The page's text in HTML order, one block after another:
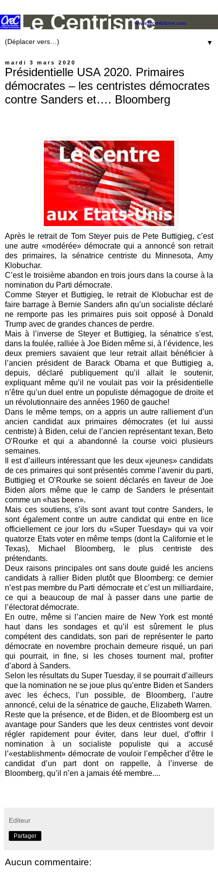
▼
mardi 3 mars 2020
Présidentielle USA 2020. Primaires
démocrates – les centristes démocrates
contre Sanders et…. Bloomberg
Après le retrait de Tom Steyer puis de Pete Buttigieg, c’est
une autre «modérée» démocrate qui a annoncé son retrait
des primaires, la sénatrice centriste du Minnesota, Amy
Klobuchar.
C’est le troisième abandon en trois jours dans la course à la
nomination du Parti démocrate.
Comme Steyer et Buttigieg, le retrait de Klobuchar est de
faire barrage à Bernie Sanders afin qu’un socialiste déclaré
ne remporte pas les primaires puis soit opposé à Donald
Trump avec de grandes chances de perdre.
Mais à l’inverse de Steyer et Buttigieg, la sénatrice s’est,
dans la foulée, ralliée à Joe Biden même si, à l’évidence, les
deux premiers savaient que leur retrait allait bénéficier à
l’ancien président de Barack Obama et que Buttigieg a,
depuis, déclaré publiquement qu’il allait le soutenir,
expliquant même qu’il ne voulait pas voir la présidentielle
n’être qu’un duel entre un populiste démagogue de droite et
un révolutionnaire des années 1960 de gauche!
Dans le même temps, on a appris un autre ralliement d’un
ancien candidat aux primaires démocrates (et lui aussi
centriste) à Biden, celui de l’ancien représentant texan, Beto
O’Rourke et qui a abandonné la course voici plusieurs
semaines.
Il est d’ailleurs intéressant que les deux «jeunes» candidats
de ces primaires qui sont présentés comme l’avenir du parti,
Buttigieg et O’Rourke se soient déclarés en faveur de Joe
Biden alors même que le camp de Sanders le présentait
comme un «has been».
Mais ces soutiens, s’ils sont avant tout contre Sanders, le
sont également contre un autre candidat qui entre en lice
officiellement ce jour lors du «Super Tuesday» qui va voir
quatorze Etats voter en même temps (dont la Californie et le
Texas), Michael Bloomberg, le plus centriste des
prétendants.
Deux raisons principales ont sans doute guidé les anciens
candidats à rallier Biden plutôt que Bloomberg: ce dernier
n’est pas membre du Parti démocrate et c’est un milliardaire,
ce qui a beaucoup de mal à passer dans une partie de
l’électorat démocrate.
En outre, même si l’ancien maire de New York est monté
haut dans les sondages et qu’il est sûrement le plus
compétent des candidats, son pari de représenter le parto
démocrate en novembre prochain demeure risqué, un pari
qui pourrait, in fine, si les choses tournent mal, profiter
d’abord à Sanders.
Selon les résultats du Super Tuesday, il se pourrait d’ailleurs
que la nomination ne se joue plus qu’entre Biden et Sanders
avec les échecs, l’un possible, de Bloomberg, l’autre
annoncé, celui de la sénatrice de gauche, Elizabeth Warren.
Reste que la présence, et de Biden, et de Bloomberg est un
avantage pour Sanders que les deux centristes vont devoir
régler rapidement pour éviter, dans leur duel, d’offrir l
nomination à un socialiste populiste qui a accusé
l’«establishment» démocrate de vouloir l’empêcher d’être le
candidat d’un part dont on rappelle, à l’inverse de
Bloomberg, qu’il n’en a jamais été membre....
Editeur
Partager
Aucun commentaire: